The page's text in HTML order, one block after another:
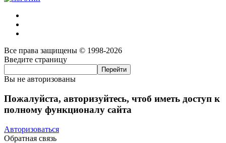
Все права защищены © 1998-2026
Введите страницу
Вы не авторизованы
Пожалуйста, авторизуйтесь, чтоб иметь доступ к
полному функционалу сайта
Авторизоваться
Обратная связь